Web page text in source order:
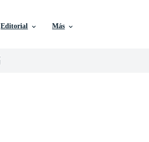
Editorial Más